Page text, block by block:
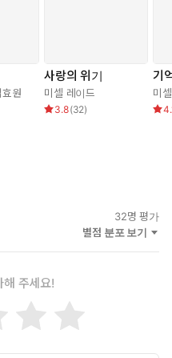
효원
사랑의 위기
미셀 레이드
3.8(32)
기
미
32명 평가
별점 분포 보기
해 주세요!